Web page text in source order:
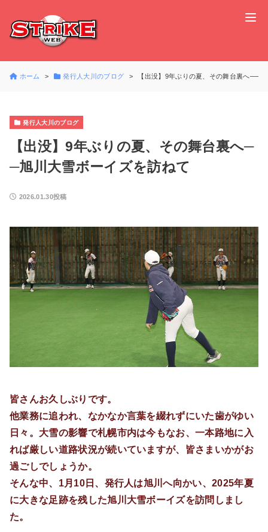
ホーム 発行人大川のブログ 【出没】9年ぶりの夏、その舞台裏へ──
発行人大川のブログ
【出没】9年ぶりの夏、その舞台裏へ─
─旭川大雪ボーイズを訪ねて
2026.01.30投稿
皆さんお久しぶりです。
他業務に追われ、なかなか言葉を綴れずにいた歯がゆい
日々。大雪の影響で札幌市内は今もなお、一本路地に入
れば厳しい道路状況が続いていますが、皆さまいかがお
過ごしでしょうか。
そんな中、1月10日、発行人は旭川へ向かい、2025年夏
に大きな足跡を残した旭川大雪ボーイズを訪問しまし
た。